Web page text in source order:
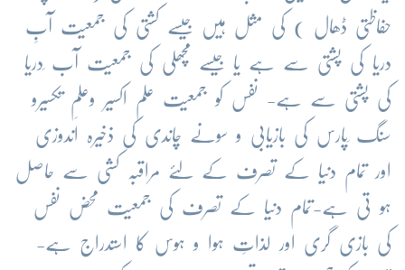
حفاظتی ڈھال ) کی مثل ہیں جیسے کشتی کی جمعیت آبِ
دریا کی پشتی سے ہے یا جیسے مچھلی کی جمعیت آب ِدریا
کی پشتی سے ہے- نفس کو جمعیت علمِ اکسیر وعلمِ تکسیرو
سنگ ِپارس کی بازیابی و سونے چاندی کی ذخیرہ اندوزی
اور تمام دنیا کے تصرف کے لئے مراقبہ کشی سے حاصل
ہو تی ہے-تمام دنیا کے تصرف کی جمعیت محض نفس
کی بازی گری اور لذاتِ ہوا و ہوس کا استدراج ہے-